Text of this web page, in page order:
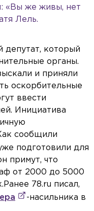
«Вы же живы, нет
Лель.
депутат, который
органы.
и приняли
оскорбительные
ввести
Инициатива
сообщили
подготовили для
примут, что
от 2000 до 5000
78.ru писал,
-насильника в